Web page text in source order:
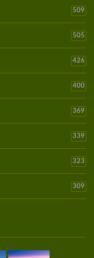
509
505
426
400
369
339
323
309